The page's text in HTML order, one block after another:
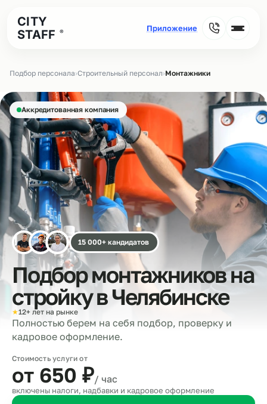
CITY
STAFF
®
Подбор персонала›Строительный персонал›Монтажники
Аккредитованная компания
15 000+ кандидатов
Подбор монтажников на
стройку вЧелябинске
★12+ лет на рынке
Полностью берем на себя подбор, проверку и
кадровое оформление.
Стоимость услуги от
от 650 ₽/ час
включены налоги, надбавки и кадровое оформление